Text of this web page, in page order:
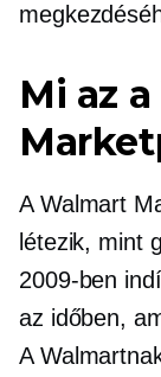
Mi az
A Walmart
létezik, mint
2009-ben
az időben,
A